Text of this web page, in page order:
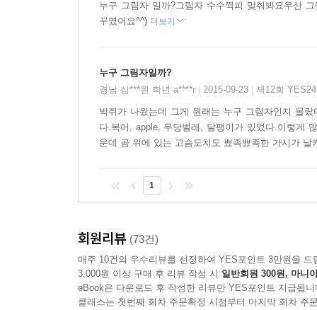
누구 그림자 일까?그림자 수수껙피 맞춰봐요우산
꾸몄어요^^) 더보기
누구 그림자일까?
경남 삼***원 학년 a****r
2015-09-23 제12회
박쥐가 나왔는데 그게 원래는 누구 그림자인지 몰
다.복어, apple, 무당벌레, 달팽이가 있었다.이렇게
운데 곰 위에 있는 고슴도치도 뾰족뾰족한 가시가 날
1
회원리뷰 (73건)
매주 10건의 우수리뷰를 선정하여 YES포인트 3만원을 드
3,000원 이상 구매 후 리뷰 작성 시 일반회원 300원, 마니
eBook은 다운로드 후 작성한 리뷰만 YES포인트 지급됩니
클래스는 첫번째 회차 주문확정 시점부터 마지막 회차 주